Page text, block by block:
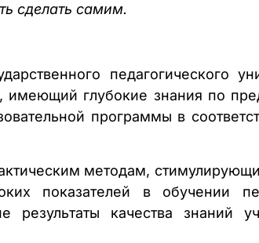
сделать самим.
педагогического
имеющий глубокие знания по
программы в
методам,
показателей в обучении
результаты качества знаний